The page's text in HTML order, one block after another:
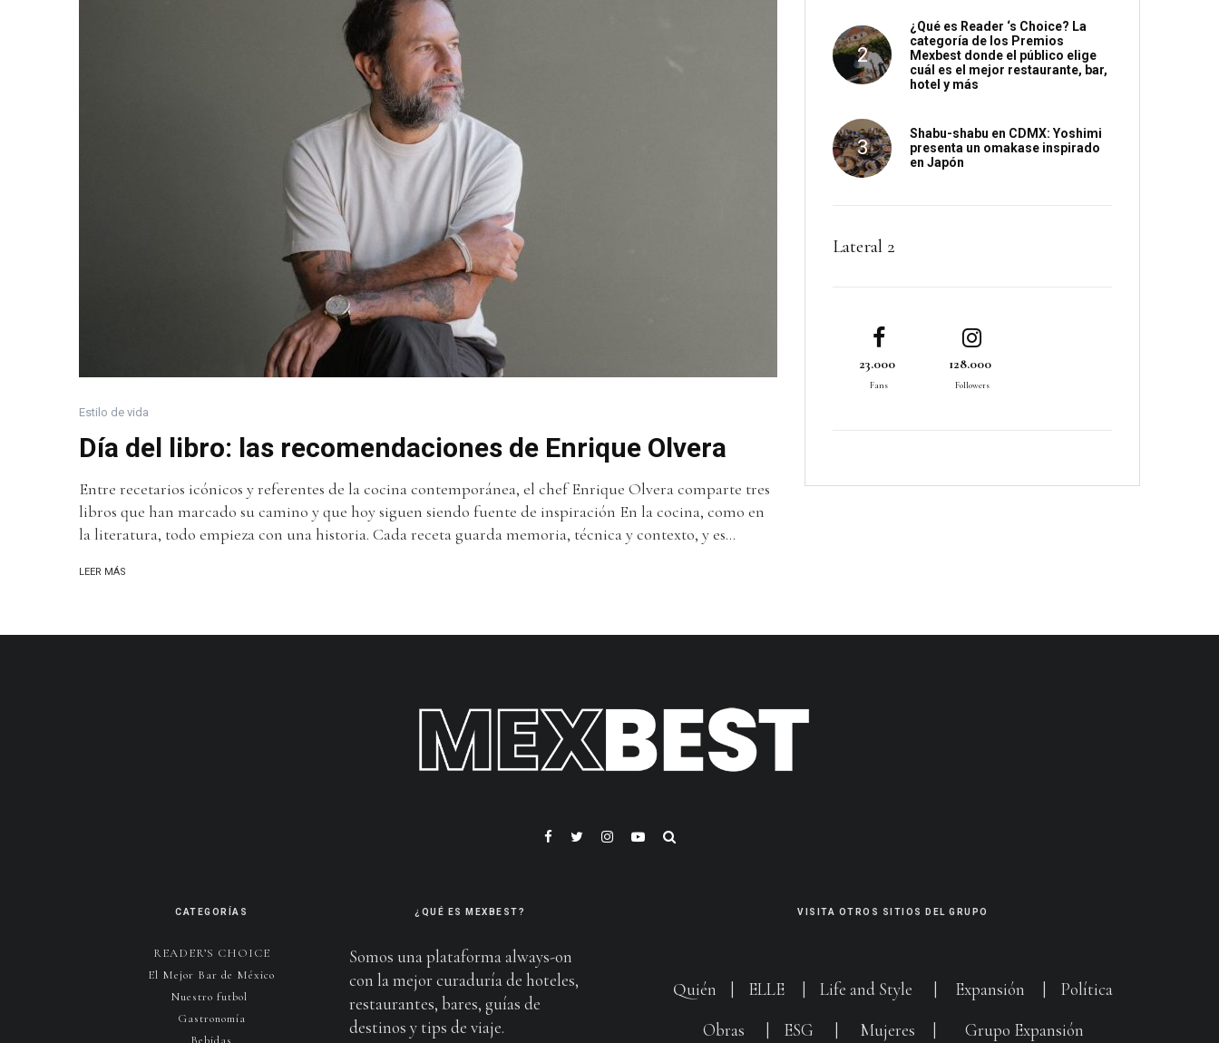
Estilo de vida
Día del libro: las recomendaciones de Enrique Olvera
Entre recetarios icónicos y referentes de la cocina contemporánea, el chef Enrique Olvera comparte tres
libros que han marcado su camino y que hoy siguen siendo fuente de inspiración En la cocina, como en
la literatura, todo empieza con una historia. Cada receta guarda memoria, técnica y contexto, y es...
LEER MÁS
¿Qué es Reader ‘s Choice? La
categoría de los Premios
Mexbest donde el público elige
cuál es el mejor restaurante, bar,
hotel y más
Shabu-shabu en CDMX: Yoshimi
presenta un omakase inspirado
en Japón
Lateral 2
23.000
Fans
128.000
Followers
CATEGORÍAS
READER’S CHOICE
El Mejor Bar de México
Nuestro futbol
Gastronomía
Bebidas
¿QUÉ ES MEXBEST?
Somos una plataforma always-on
con la mejor curaduría de hoteles,
restaurantes, bares, guías de
destinos y tips de viaje.
VISITA OTROS SITIOS DEL GRUPO
Quién ELLE Life and Style Expansión
Política
Obras
ESG Mujeres Grupo Expansión